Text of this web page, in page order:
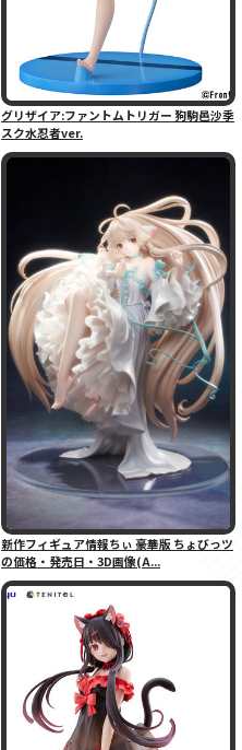
グリザイア:ファントムトリガー 狗駒邑沙季
スク水忍者ver.
新作フィギュア情報ちぃ 豪華版 ちょびっツ
の価格・発売日・3D画像(A...